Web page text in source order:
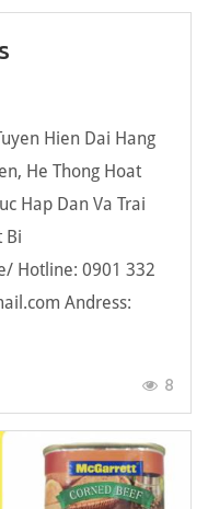
Hien Dai Hang
He Thong Hoat
Hap Dan Va Trai
Bi
Hotline: 0901 332
Andress:
8